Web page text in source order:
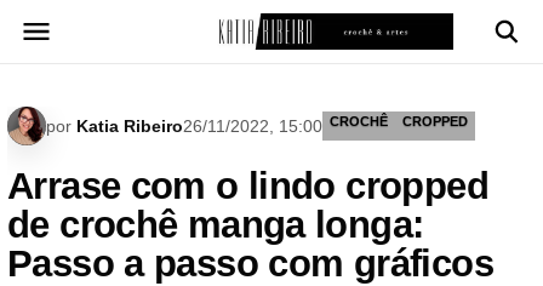
para
por Katia Ribeiro26/11/2022, 15:00 CROCHÊ CROPPED
Arrase com o lindo cropped
de crochê manga longa:
Passo a passo com gráficos